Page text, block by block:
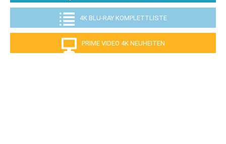
4K BLU-RAY KOMPLETTLISTE
PRIME VIDEO 4K NEUHEITEN